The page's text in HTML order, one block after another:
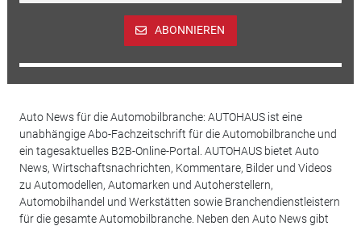
ABONNIEREN
Auto News für die Automobilbranche: AUTOHAUS ist eine
unabhängige Abo-Fachzeitschrift für die Automobilbranche und
ein tagesaktuelles B2B-Online-Portal. AUTOHAUS bietet Auto
News, Wirtschaftsnachrichten, Kommentare, Bilder und Videos
zu Automodellen, Automarken und Autoherstellern,
Automobilhandel und Werkstätten sowie Branchendienstleistern
für die gesamte Automobilbranche. Neben den Auto News gibt